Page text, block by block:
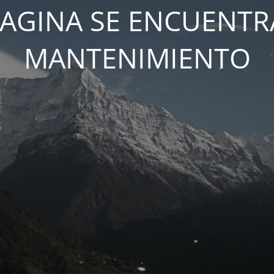
SE
MANTENIMIENTO